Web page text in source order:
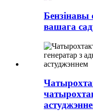
Бензінавы
вашага